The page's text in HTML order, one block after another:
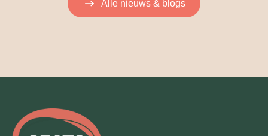
Alle nieuws & blogs